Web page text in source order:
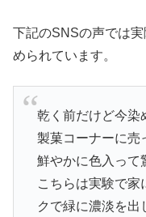
下記のSNSの声では
められています。
乾く前だけど今染
製菓コーナーに売
鮮やかに色入って
こちらは実験で家
クで緑に濃淡を出